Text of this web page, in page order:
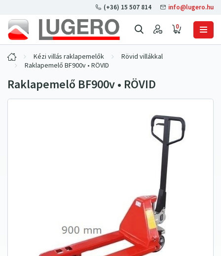
0
(+36) 15 507 814 info@lugero.hu
Kézi villás raklapemelők
Rövid villákkal
Raklapemelő BF900v • RÖVID
Raklapemelő BF900v • RÖVID